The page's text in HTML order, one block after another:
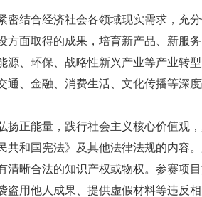
密结合经济社会各领域现实需求，充
方面取得的成果，培育新产品、新服
源、环保、战略性新兴产业等产业转
通、金融、消费生活、文化传播等深
扬正能量，践行社会主义核心价值观
共和国宪法》及其他法律法规的内容
清晰合法的知识产权或物权。参赛项
盗用他人成果、提供虚假材料等违反